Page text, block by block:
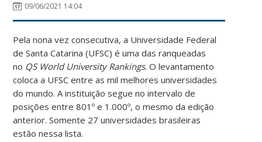
09/06/2021 14:04
Pela nona vez consecutiva, a Universidade Federal
de Santa Catarina (UFSC) é uma das ranqueadas
no QS World University Rankings. O levantamento
coloca a UFSC entre as mil melhores universidades
do mundo. A instituição segue no intervalo de
posições entre 801º e 1.000º, o mesmo da edição
anterior. Somente 27 universidades brasileiras
estão nessa lista.